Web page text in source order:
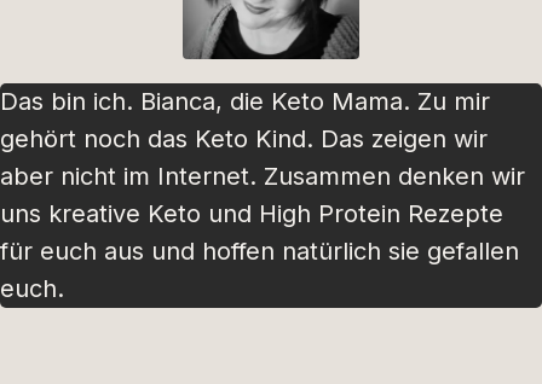
Das bin ich. Bianca, die Keto Mama. Zu mir
gehört noch das Keto Kind. Das zeigen wir
aber nicht im Internet. Zusammen denken wir
uns kreative Keto und High Protein Rezepte
für euch aus und hoffen natürlich sie gefallen
euch.